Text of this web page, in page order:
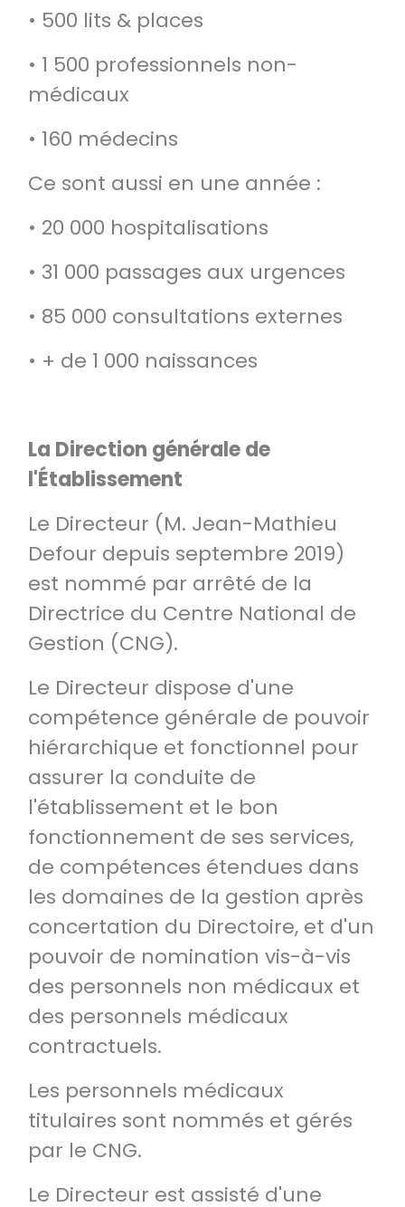
• 500 lits & places
• 1 500 professionnels non-
médicaux
• 160 médecins
Ce sont aussi en une année :
• 20 000 hospitalisations
• 31 000 passages aux urgences
• 85 000 consultations externes
• + de 1 000 naissances
La Direction générale de
l'Établissement
Le Directeur (M. Jean-Mathieu
Defour depuis septembre 2019)
est nommé par arrêté de la
Directrice du Centre National de
Gestion (CNG).
Le Directeur dispose d'une
compétence générale de pouvoir
hiérarchique et fonctionnel pour
assurer la conduite de
l'établissement et le bon
fonctionnement de ses services,
de compétences étendues dans
les domaines de la gestion après
concertation du Directoire, et d'un
pouvoir de nomination vis-à-vis
des personnels non médicaux et
des personnels médicaux
contractuels.
Les personnels médicaux
titulaires sont nommés et gérés
par le CNG.
Le Directeur est assisté d'une